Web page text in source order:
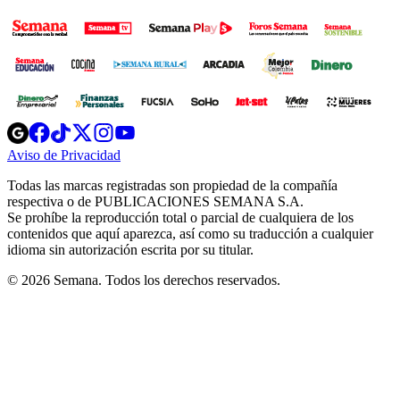
Opens
in
new
Opens
in
new
Opens
in
new
window
Opens
new
windowwindow
Aviso de Privacidad
new
window
Todas las marcas registradas son propiedad de la compañía
respectiva o de PUBLICACIONES SEMANA S.A.
Se prohíbe la reproducción total o parcial de cualquiera de los
contenidos que aquí aparezca, así como su traducción a cualquier
idioma sin autorización escrita por su titular.
© 2026 Semana. Todos los derechos reservados.